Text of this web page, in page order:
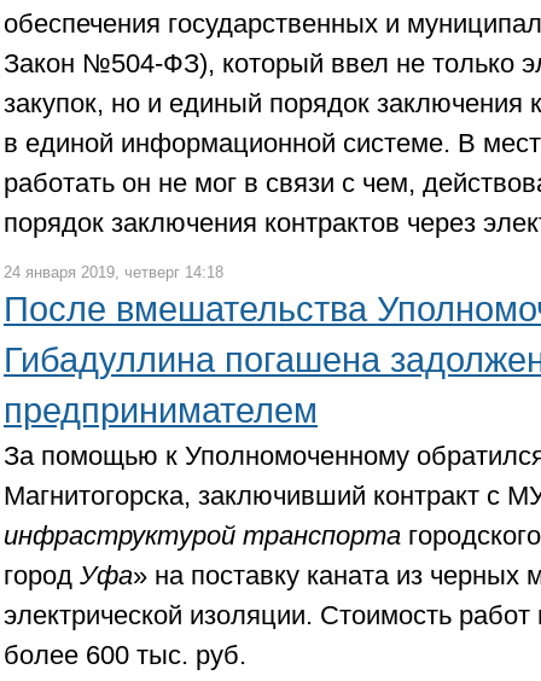
обеспечения государственных и
Закон №504-ФЗ), который ввел не только
закупок, но и единый порядок заключения
в единой информационной системе. В
работать он не мог в связи с чем,
порядок заключения контрактов через
24 января 2019, четверг 14:18
После вмешательства
Гибадуллина погашена
предпринимателем
За помощью к Уполномоченному
Магнитогорска, заключивший контракт с
инфраструктурой транспорта
город Уфа» на поставку каната из черных
электрической изоляции. Стоимость работ
более 600 тыс. руб.